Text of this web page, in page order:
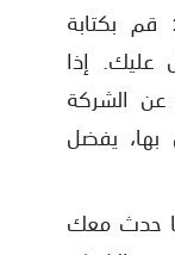
قم بكتابة
عليك. إذا
الشركة
بها، يفضل
حدث معك